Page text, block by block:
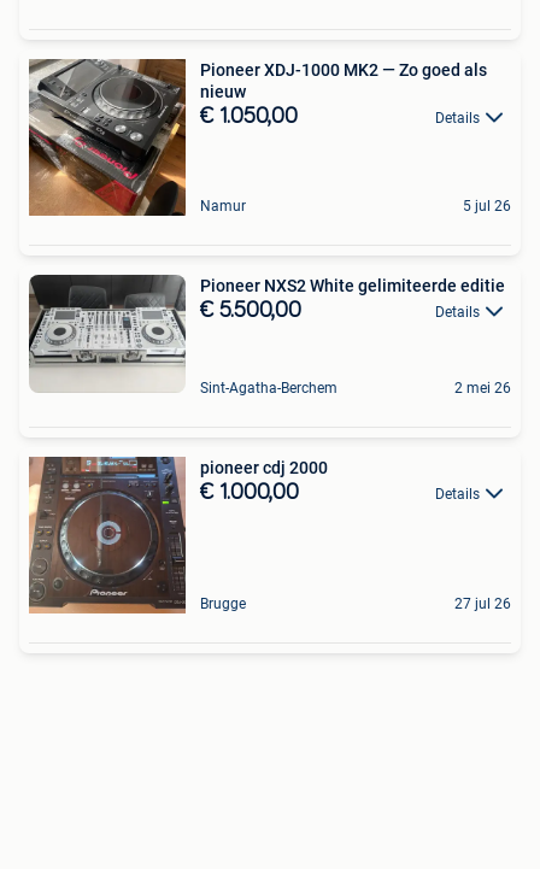
Pioneer XDJ-1000 MK2 — Zo goed als
nieuw
€ 1.050,00 Details
Namur 5 jul 26
Pioneer NXS2 White gelimiteerde editie
€ 5.500,00 Details
Sint-Agatha-Berchem 2 mei 26
pioneer cdj 2000
€ 1.000,00 Details
Brugge 27 jul 26